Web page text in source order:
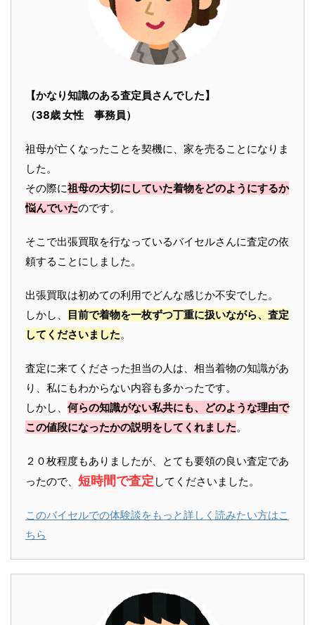
【かなり知識のある査定員さんでした】
（38歳 女性 事務員）
祖母が亡くなったことを契機に、家を売ることになりま
した。
その際に祖母の大切にしていた着物をどのようにするか
悩んでいたのです。
そこで出張買取を行なっているバイセルさんに査定の依
頼することにしました。
出張買取は初めての利用でどんな感じか不安でした。
しかし、
目前で着物を一枚ずつ丁重に扱いながら、査定
してくださいました。
査定に来てくださった担当の人は、相当着物の知識があ
り、私にもわからない内容も多かったです。
しかし、 何らの知識がない私共にも、どのような理由で
この値段になったかの説明をしてくれました。
２０枚程度もありましたが、とても要領の良い査定であ
ったので、 短時間で査定 してくださいました。
このバイセルでの体験談をもっと詳しく読みたい方はこ
ちら